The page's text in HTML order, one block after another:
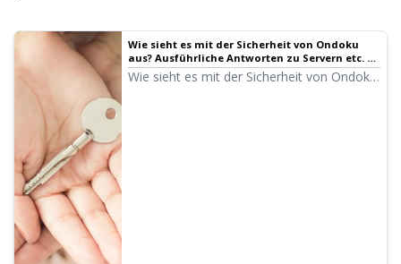
Wie sieht es mit der Sicherheit von Ondoku
aus? Ausführliche Antworten zu Servern etc. |
Text-to-Speech-Software Ondoku
Wie sieht es mit der Sicherheit von Ondoku